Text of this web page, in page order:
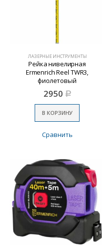
ЛАЗЕРНЫЕ ИНСТРУМЕНТЫ
Рейка нивелирная
Ermenrich Reel TWR3,
фиолетовый
2950 Р
В КОРЗИНУ
Сравнить